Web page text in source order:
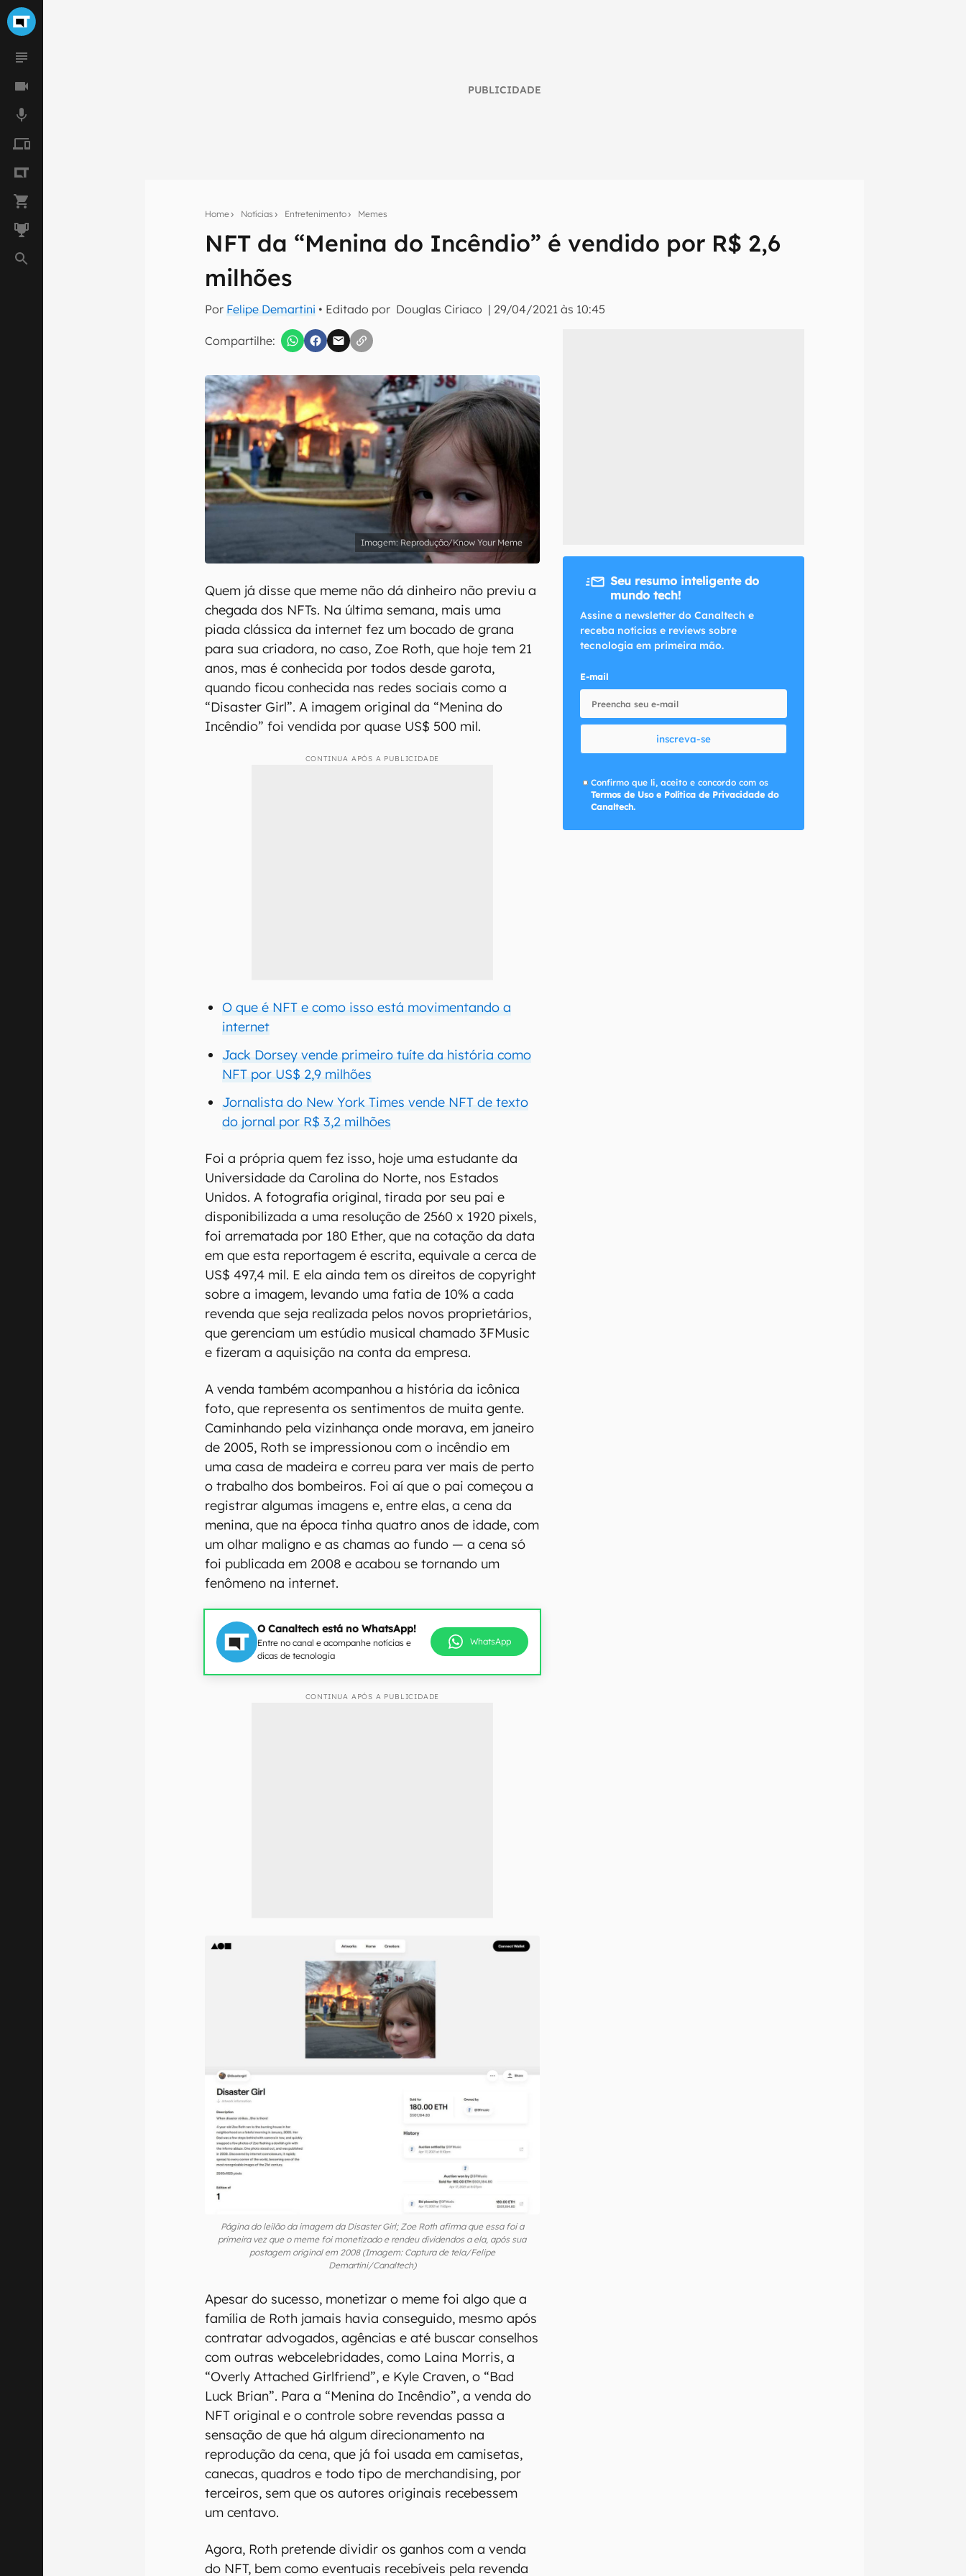
PUBLICIDADE
Home Notícias Entretenimento Memes
NFT da “Menina do Incêndio” é vendido por R$ 2,6
milhões
Por Felipe Demartini • Editado por Douglas Ciriaco | 29/04/2021 às 10:45
Compartilhe:
Seu resumo inteligente do mundo tech!
Assine a newsletter do Canaltech e receba notícias e reviews sobre tecnologia em primeira
mão.
E-mail
Confirmo que li, aceito e concordo com os Termos de Uso e Política de Privacidade do Canaltech.
Reprodução/Know Your Meme
Quem já disse que meme não dá dinheiro não previu a
chegada dos NFTs. Na última semana, mais uma
piada clássica da internet fez um bocado de grana
para sua criadora, no caso, Zoe Roth, que hoje tem 21
anos, mas é conhecida por todos desde garota,
quando ficou conhecida nas redes sociais como a
“Disaster Girl”. A imagem original da “Menina do
Incêndio” foi vendida por quase US$ 500 mil.
CONTINUA APÓS A PUBLICIDADE
O que é NFT e como isso está movimentando a
internet
Jack Dorsey vende primeiro tuíte da história como
NFT por US$ 2,9 milhões
Jornalista do New York Times vende NFT de texto
do jornal por R$ 3,2 milhões
Foi a própria quem fez isso, hoje uma estudante da
Universidade da Carolina do Norte, nos Estados
Unidos. A fotografia original, tirada por seu pai e
disponibilizada a uma resolução de 2560 x 1920 pixels,
foi arrematada por 180 Ether, que na cotação da data
em que esta reportagem é escrita, equivale a cerca de
US$ 497,4 mil. E ela ainda tem os direitos de copyright
sobre a imagem, levando uma fatia de 10% a cada
revenda que seja realizada pelos novos proprietários,
que gerenciam um estúdio musical chamado 3FMusic
e fizeram a aquisição na conta da empresa.
A venda também acompanhou a história da icônica
foto, que representa os sentimentos de muita gente.
Caminhando pela vizinhança onde morava, em janeiro
de 2005, Roth se impressionou com o incêndio em
uma casa de madeira e correu para ver mais de perto
o trabalho dos bombeiros. Foi aí que o pai começou a
registrar algumas imagens e, entre elas, a cena da
menina, que na época tinha quatro anos de idade, com
um olhar maligno e as chamas ao fundo — a cena só
foi publicada em 2008 e acabou se tornando um
fenômeno na internet.
O Canaltech está no WhatsApp!
Entre no canal e acompanhe notícias e
dicas de tecnologia
WhatsApp
CONTINUA APÓS A PUBLICIDADE
Página do leilão da imagem da Disaster Girl; Zoe Roth afirma que essa foi a
primeira vez que o meme foi monetizado e rendeu dividendos a ela, após sua
postagem original em 2008 (Imagem: Captura de tela/Felipe
Demartini/Canaltech)
Apesar do sucesso, monetizar o meme foi algo que a
família de Roth jamais havia conseguido, mesmo após
contratar advogados, agências e até buscar conselhos
com outras webcelebridades, como Laina Morris, a
“Overly Attached Girlfriend”, e Kyle Craven, o “Bad
Luck Brian”. Para a “Menina do Incêndio”, a venda do
NFT original e o controle sobre revendas passa a
sensação de que há algum direcionamento na
reprodução da cena, que já foi usada em camisetas,
canecas, quadros e todo tipo de merchandising, por
terceiros, sem que os autores originais recebessem
um centavo.
Agora, Roth pretende dividir os ganhos com a venda
do NFT, bem como eventuais recebíveis pela revenda
Seu resumo inteligente do
mundo tech!
Assine a newsletter do Canaltech e
receba notícias e reviews sobre
tecnologia em primeira mão.
E-mail
inscreva-se
Confirmo que li, aceito e concordo com os
Termos de Uso e Política de Privacidade do
Canaltech.